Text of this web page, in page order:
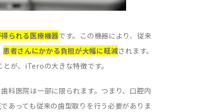
られる医療機器です。この機器により、従来
患者さんにかかる負担が大幅に軽減されます。
が、iTeroの大きな特徴です。
科医院は一部に限られます。つまり、口腔内
あっても従来の歯型取りを行う必要がありま